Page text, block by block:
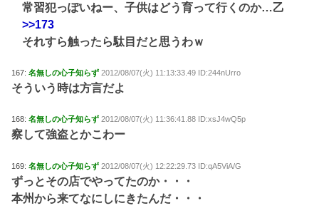
常習犯っぽいねー、子供はどう育って行くのか…乙
>>173
それすら触ったら駄目だと思うわｗ
167: 名無しの心子知らず 2012/08/07(火) 11:13:33.49 ID:244nUrro
そういう時は方言だよ
168: 名無しの心子知らず 2012/08/07(火) 11:36:41.88 ID:xsJ4wQ5p
察して強盗とかこわー
169: 名無しの心子知らず 2012/08/07(火) 12:22:29.73 ID:qA5ViA/G
ずっとその店でやってたのか・・・
本州から来てなにしにきたんだ・・・